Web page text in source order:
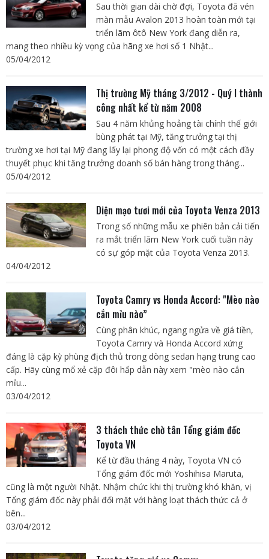
Sau thời gian dài chờ đợi, Toyota đã vén
màn mẫu Avalon 2013 hoàn toàn mới tại
triển lãm ôtô New York đang diễn ra,
mang theo nhiều kỳ vọng của hãng xe hơi số 1 Nhật...
05/04/2012
Thị trường Mỹ tháng 3/2012 - Quý I thành
công nhất kể từ năm 2008
Sau 4 năm khủng hoảng tài chính thế giới
bùng phát tại Mỹ, tăng trưởng tại thị
trường xe hơi tại Mỹ đang lấy lại phong độ vốn có một cách đầy
thuyết phục khi tăng trưởng doanh số bán hàng trong tháng...
05/04/2012
Diện mạo tươi mới của Toyota Venza 2013
Trong số những mẫu xe phiên bản cải tiến
ra mắt triển lãm New York cuối tuần này
có sự góp mặt của Toyota Venza 2013.
04/04/2012
Toyota Camry vs Honda Accord: "Mèo nào
cắn mỉu nào”
Cùng phân khúc, ngang ngửa về giá tiền,
Toyota Camry và Honda Accord xứng
đáng là cặp kỳ phùng địch thủ trong dòng sedan hạng trung cao
cấp. Hãy cùng mổ xẻ cặp đôi hấp dẫn này xem "mèo nào cắn
mỉu...
03/04/2012
3 thách thức chờ tân Tổng giám đốc
Toyota VN
Kể từ đầu tháng 4 này, Toyota VN có
Tổng giám đốc mới Yoshihisa Maruta,
cũng là một người Nhật. Nhậm chức khi thị trường khó khăn, vị
Tổng giám đốc này phải đối mặt với hàng loạt thách thức cả ở
bên...
03/04/2012